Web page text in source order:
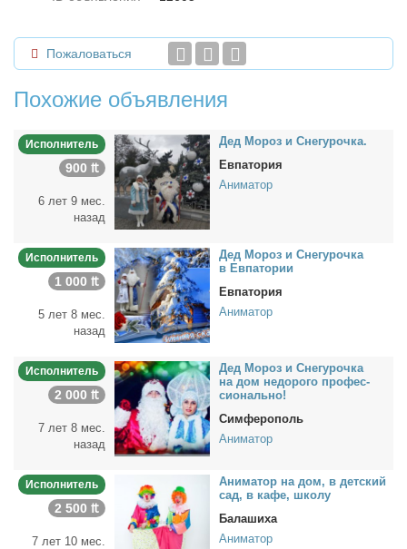
Пожаловаться
Похожие объявления
Исполнитель
900 ₶
6 лет 9 мес.
назад
Дед Мо­роз и Сне­гу­роч­ка.
Евпатория
Аниматор
Исполнитель
1 000 ₶
5 лет 8 мес.
назад
Дед Мо­роз и Сне­гу­роч­ка
в Ев­па­то­рии
Евпатория
Аниматор
Исполнитель
2 000 ₶
7 лет 8 мес.
назад
Дед Мо­роз и Сне­гу­роч­ка
на дом недо­ро­го про­фес­
сио­наль­но!
Симферополь
Аниматор
Исполнитель
2 500 ₶
7 лет 10 мес.
Ани­ма­тор на дом, в дет­ский
сад, в ка­фе, шко­лу
Балашиха
Аниматор